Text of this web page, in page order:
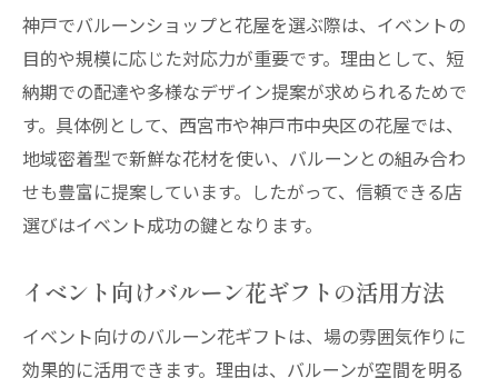
神戸でバルーンショップと花屋を選ぶ際は、イベントの
目的や規模に応じた対応力が重要です。理由として、短
納期での配達や多様なデザイン提案が求められるためで
す。具体例として、西宮市や神戸市中央区の花屋では、
地域密着型で新鮮な花材を使い、バルーンとの組み合わ
せも豊富に提案しています。したがって、信頼できる店
選びはイベント成功の鍵となります。
イベント向けバルーン花ギフトの活用方法
イベント向けのバルーン花ギフトは、場の雰囲気作りに
効果的に活用できます。理由は、バルーンが空間を明る